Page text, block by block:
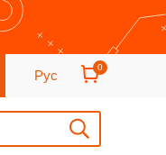
Рус
0